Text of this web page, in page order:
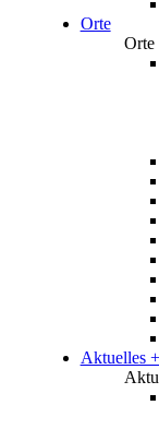
Orte
Orte
Aktuelles